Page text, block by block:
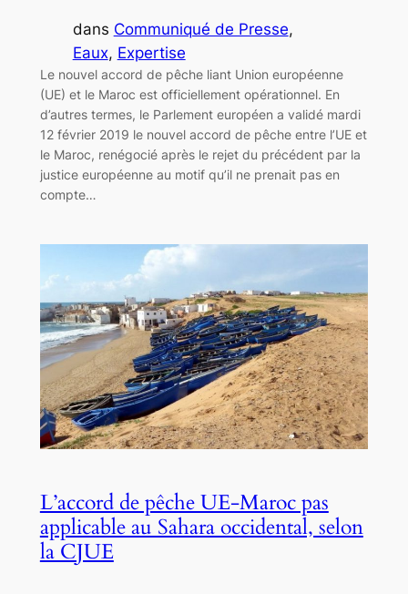
dans Communiqué de Presse
Eaux, Expertise
Le nouvel accord de pêche liant Union européenne
(UE) et le Maroc est officiellement opérationnel. En
d’autres termes, le Parlement européen a validé mardi
12 février 2019 le nouvel accord de pêche entre l’UE et
le Maroc, renégocié après le rejet du précédent par la
justice européenne au motif qu’il ne prenait pas en
compte…
L’accord de pêche UE-Maroc pas
applicable au Sahara occidental, selon
la CJUE